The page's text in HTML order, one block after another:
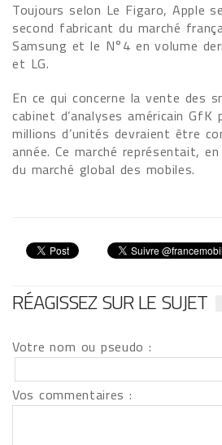
Toujours selon Le Figaro, Apple
second fabricant du marché
Samsung et le N°4 en volume
et LG.
En ce qui concerne la vente des
cabinet d’analyses américain
millions d’unités devraient être
année. Ce marché représentait,
du marché global des mobiles.
RÉAGISSEZ SUR LE SUJET
Votre nom ou pseudo :
Vos commentaires :